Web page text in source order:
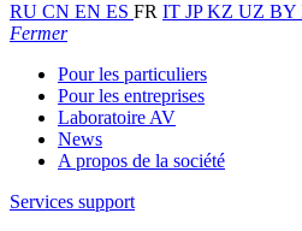
RU CN EN ES FR IT JPKZ UZ BY
Fermer
Pour les particuliers
Pour les entreprises
Laboratoire AV
News
A propos de la société
Services support